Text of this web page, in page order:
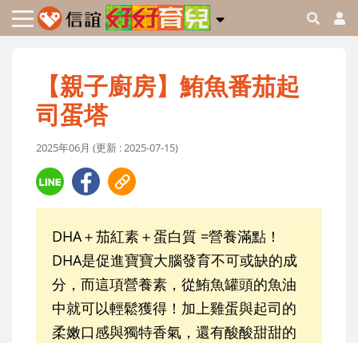
【親子廚房】鮪魚番茄起
司蛋塔
2025年06月 (更新 : 2025-07-15)
DHA＋茄紅素＋蛋白質 =營養滿點！
DHA是促進寶寶大腦發育不可或缺的成
分，而這項營養素，從鮪魚罐頭的魚油
中就可以輕鬆獲得！加上雞蛋與起司的
柔嫩口感與獨特香氣，還有酸酸甜甜的